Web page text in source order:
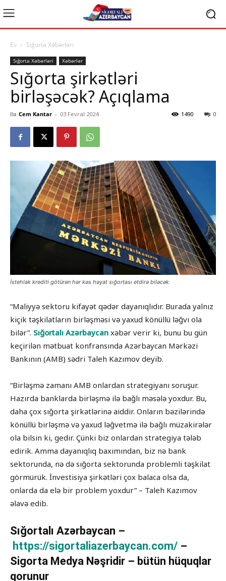
Ev Sığorta Xəbərləri
Sığorta Xəbərləri Xəbərlər
Sığorta şirkətləri
birləşəcək? Açıqlama
Ilə Cem Kantar - 03 Fevral 2024 0
1490
İstehlak krediti götürən hər kəs həyat sığortası etdirə biləcək
“Maliyyə sektoru kifayət qədər dayanıqlıdır. Burada yalnız
kiçik təşkilatların birləşməsi və yaxud könüllü ləğvi ola
bilər”. Sığortalı Azərbaycan xəbər verir ki, bunu bu gün
keçirilən mətbuat konfransında Azərbaycan Mərkəzi
Bankının (AMB) sədri Taleh Kazımov deyib.
“Birləşmə zamanı AMB onlardan strategiyanı soruşur.
Hazırda banklarda birləşmə ilə bağlı məsələ yoxdur. Bu,
daha çox sığorta şirkətlərinə aiddir. Onların bəzilərində
könüllü birləşmə və yaxud ləğvetmə ilə bağlı müzakirələr
ola bilsin ki, gedir. Çünki biz onlardan strategiya tələb
edirik. Amma dayanıqlıq baxımından, biz nə bank
sektorunda, nə də sığorta sektorunda problemli təşkilat
görmürük. İnvestisiya şirkətləri çox balaca olsa da,
onlarda da elə bir problem yoxdur” – Taleh Kazımov
əlavə edib.
Sığortalı Azərbaycan –
https://sigortaliazerbaycan.com/ –
Sigorta Medya Nəşridir – bütün hüquqlar
qorunur